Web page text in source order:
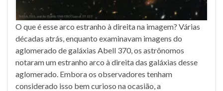
O que é esse arco estranho à direita na imagem? Várias
décadas atrás, enquanto examinavam imagens do
aglomerado de galáxias Abell 370, os astrônomos
notaram um estranho arco à direita das galáxias desse
aglomerado. Embora os observadores tenham
considerado isso bem curioso na ocasião, a